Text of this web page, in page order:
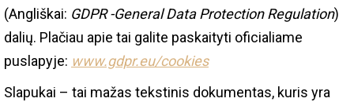
(Angliškai: GDPR -General Data Protection Regulation)
dalių. Plačiau apie tai galite paskaityti oficialiame
puslapyje: www.gdpr.eu/cookies
Slapukai – tai mažas tekstinis dokumentas, kuris yra